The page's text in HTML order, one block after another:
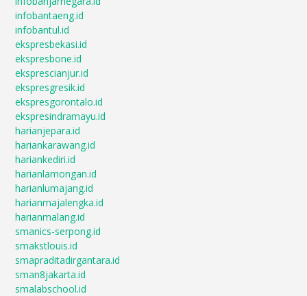
infobantaeng.id
infobantul.id
ekspresbekasi.id
ekspresbone.id
eksprescianjur.id
ekspresgresik.id
ekspresgorontalo.id
ekspresindramayu.id
harianjepara.id
hariankarawang.id
hariankediri.id
harianlamongan.id
harianlumajang.id
harianmajalengka.id
harianmalang.id
smanics-serpong.id
smakstlouis.id
smapraditadirgantara.id
sman8jakarta.id
smalabschool.id